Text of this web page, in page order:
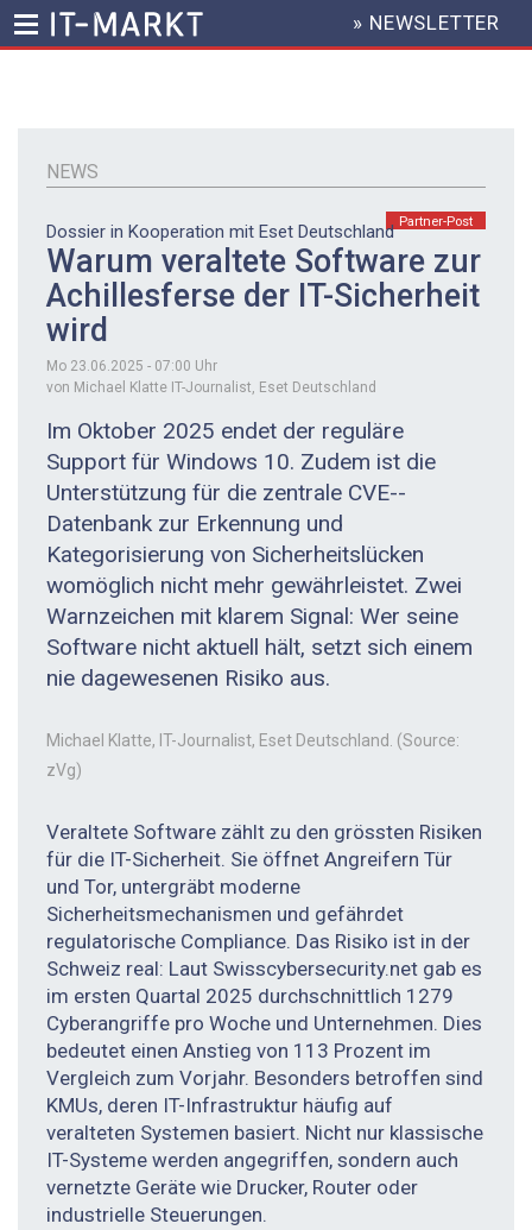
HEADER
MENU
» NEWSLETTER
NEWS
Partner-Post
Dossier in Kooperation mit Eset Deutschland
Warum veraltete Software zur
Achillesferse der IT-Sicherheit
wird
Mo 23.06.2025 - 07:00 Uhr
von Michael Klatte IT-Journalist, Eset Deutschland
Im Oktober 2025 endet der reguläre
Support für Windows 10. Zudem ist die
Unterstützung für die zentrale CVE-­
Datenbank zur Erkennung und
Kategorisierung von Sicherheitslücken
womöglich nicht mehr gewährleistet. Zwei
Warnzeichen mit klarem Signal: Wer seine
Software nicht aktuell hält, setzt sich einem
nie dagewesenen Risiko aus.
Michael Klatte, IT-Journalist, Eset Deutschland. (Source:
zVg)
Veraltete Software zählt zu den grössten Risiken
für die IT-Sicherheit. Sie öffnet Angreifern Tür
und Tor, untergräbt moderne
Sicherheitsmechanismen und gefährdet
regulatorische Compliance. Das Risiko ist in der
Schweiz real: Laut Swisscybersecurity.net gab es
im ersten Quartal 2025 durchschnittlich 1279
Cyberangriffe pro Woche und Unternehmen. Dies
bedeutet einen Anstieg von 113 Prozent im
Vergleich zum Vorjahr. Besonders betroffen sind
KMUs, deren IT-Infrastruktur häufig auf
veralteten Systemen basiert. Nicht nur klassische
IT-Systeme werden angegriffen, sondern auch
vernetzte Geräte wie Drucker, Router oder
industrielle Steuerungen.